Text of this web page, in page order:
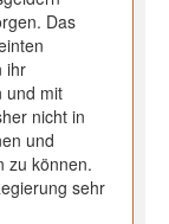
Das
ihr
und mit
nicht in
und
zu können.
sehr